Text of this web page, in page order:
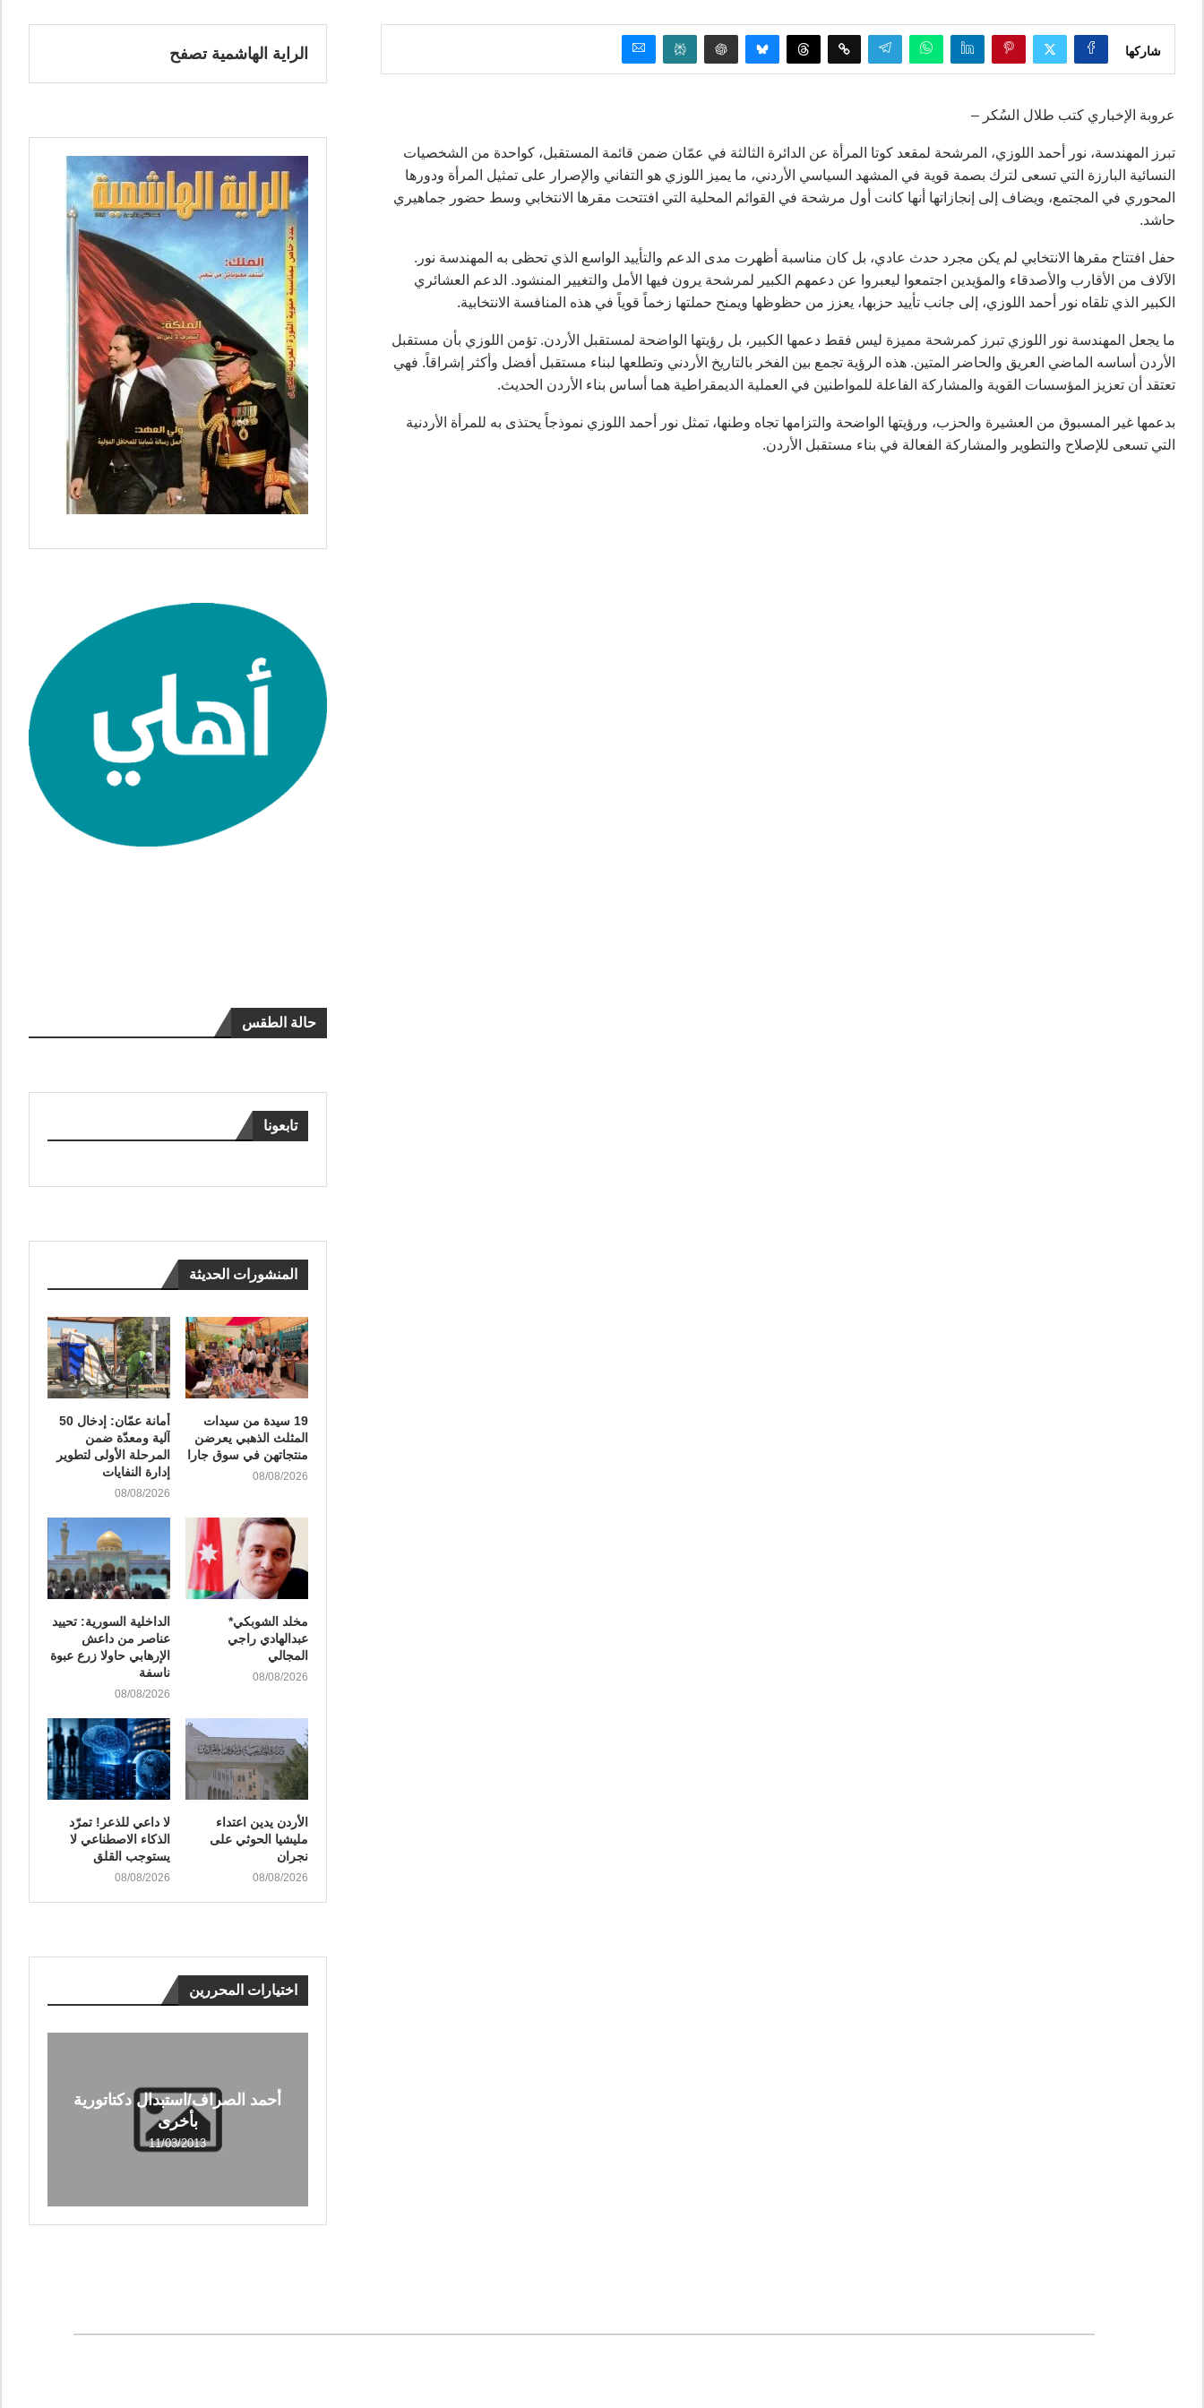
شاركها
عروبة الإخباري كتب طلال السُكر –
تبرز المهندسة، نور أحمد اللوزي، المرشحة لمقعد كوتا المرأة عن الدائرة الثالثة في عمّان ضمن قائمة المستقبل، كواحدة من الشخصيات
النسائية البارزة التي تسعى لترك بصمة قوية في المشهد السياسي الأردني، ما يميز اللوزي هو التفاني والإصرار على تمثيل المرأة ودورها
المحوري في المجتمع، ويضاف إلى إنجازاتها أنها كانت أول مرشحة في القوائم المحلية التي افتتحت مقرها الانتخابي وسط حضور جماهيري
حاشد.
حفل افتتاح مقرها الانتخابي لم يكن مجرد حدث عادي، بل كان مناسبة أظهرت مدى الدعم والتأييد الواسع الذي تحظى به المهندسة نور.
الآلاف من الأقارب والأصدقاء والمؤيدين اجتمعوا ليعبروا عن دعمهم الكبير لمرشحة يرون فيها الأمل والتغيير المنشود. الدعم العشائري
الكبير الذي تلقاه نور أحمد اللوزي، إلى جانب تأييد حزبها، يعزز من حظوظها ويمنح حملتها زخماً قوياً في هذه المنافسة الانتخابية.
ما يجعل المهندسة نور اللوزي تبرز كمرشحة مميزة ليس فقط دعمها الكبير، بل رؤيتها الواضحة لمستقبل الأردن. تؤمن اللوزي بأن مستقبل
الأردن أساسه الماضي العريق والحاضر المتين. هذه الرؤية تجمع بين الفخر بالتاريخ الأردني وتطلعها لبناء مستقبل أفضل وأكثر إشراقاً. فهي
تعتقد أن تعزيز المؤسسات القوية والمشاركة الفاعلة للمواطنين في العملية الديمقراطية هما أساس بناء الأردن الحديث.
بدعمها غير المسبوق من العشيرة والحزب، ورؤيتها الواضحة والتزامها تجاه وطنها، تمثل نور أحمد اللوزي نموذجاً يحتذى به للمرأة الأردنية
التي تسعى للإصلاح والتطوير والمشاركة الفعالة في بناء مستقبل الأردن.
الراية الهاشمية تصفح
حالة الطقس
تابعونا
المنشورات الحديثة
19 سيدة من سيدات
المثلث الذهبي يعرضن
منتجاتهن في سوق جارا
08/08/2026
أمانة عمّان: إدخال 50
آلية ومعدّة ضمن
المرحلة الأولى لتطوير
إدارة النفايات
08/08/2026
مخلد الشوبكي*
عبدالهادي راجي
المجالي
08/08/2026
الداخلية السورية: تحييد
عناصر من داعش
الإرهابي حاولا زرع عبوة
ناسفة
08/08/2026
الأردن يدين اعتداء
مليشيا الحوثي على
نجران
08/08/2026
لا داعي للذعر! تمرّد
الذكاء الاصطناعي لا
يستوجب القلق
08/08/2026
اختيارات المحررين
أحمد الصراف/استبدال دكتاتورية
بأخرى
11/03/2013